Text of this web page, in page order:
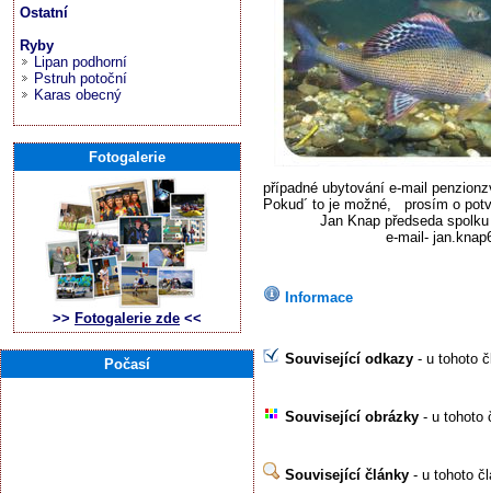
případné ubytování
Pokud´ to je možné,
Jan Knap předseda
e-mail-
Informace
Související odkazy - u tohoto
Související obrázky - u tohoto
Související články - u tohoto
Ostatní
Ryby
Lipan podhorní
Pstruh potoční
Karas obecný
Fotogalerie
>> Fotogalerie zde <<
Počasí